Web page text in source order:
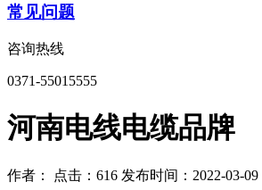
常见问题
咨询热线
0371-55015555
河南电线电缆品牌
作者： 点击：616 发布时间：2022-03-09